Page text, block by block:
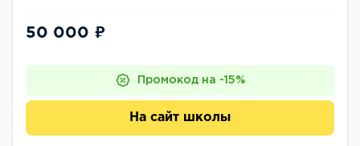
50 000 ₽
Промокод на -15%
На сайт школы